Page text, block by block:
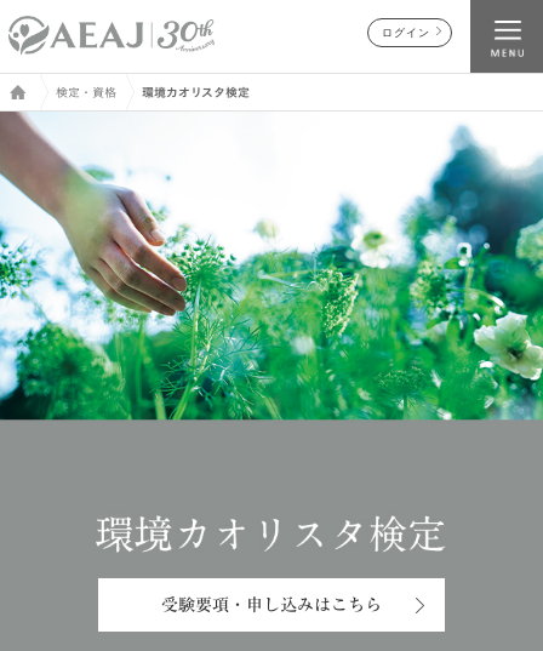
ログイン
検定・資格 環境カオリスタ検定
申し込みはこちら
受験要項・申し込みはこちら